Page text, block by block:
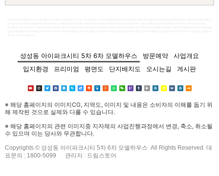
1. 개인정보의 수집/이용목적
련문의를 처리하기 위해 활용합니다.
2. 수집하려는 개인정보의 항목
– 수집하는 개인정보의 항목: 이름,연락처
3. 개인정보의 보유 및 이용기간
– 수집한 개인정보는 수집 후 연락을 취하고 해당정보를 파기
본 페이지는 #모델하우스시간 #모델하우스오픈시간 #모델하우스운영시간 #모델하우스예약 #방문예약 #견본주택 #홍보관 #분양가 #분양 #미분양 #대표번호 #계약조건 #잔여세대 #입주일 #
#5099 #드림스 #드림즈 #고은애 #나애리 #오방순 #양기리 #김하린 #독고진 #김삼순 #도봉순 #공심이 #봉사월 #백만송 #고백주 #진설아 #방울이 #별빛나 #설아린 #채하늘 #비나리 #해솔빛 #
성성동 아이파크시티 5차 6차 모델하우스 방문예약
사업개요
입지환경
프리미엄 평면도 단지배치도 오시는길 게시판
※ 해당 홈페이지의 이미지CG, 지역도, 이미지 및 내용은 소비자의 이해를 돕기 위
해 제작된 것으로 실제와 다를 수 있습니다.
※ 해당 홈페이지의 관련 이미지중 지자체의 사업진행과정에서 변경, 축소, 취소될
수 있으며 이는 당사와 무관합니다.
Copyrights © 성성동 아이파크시티 5차 6차 모델하우스 All Rights Reserved. 대
표문의 : 1800-5099 관리자 : 드림스토어